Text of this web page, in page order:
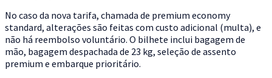
No caso da nova tarifa, chamada de premium economy
standard, alterações são feitas com custo adicional (multa), e
não há reembolso voluntário. O bilhete inclui bagagem de
mão, bagagem despachada de 23 kg, seleção de assento
premium e embarque prioritário.